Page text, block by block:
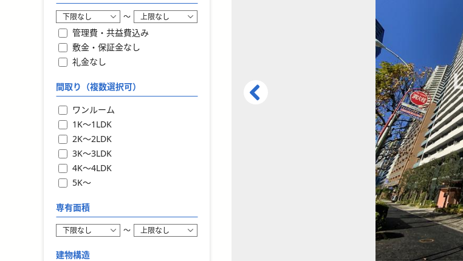
〜
管理費・共益費込み
敷金・保証金なし
礼金なし
間取り（複数選択可）
ワンルーム
1K〜1LDK
2K〜2LDK
3K〜3LDK
4K〜4LDK
5K〜
専有面積
〜
建物構造